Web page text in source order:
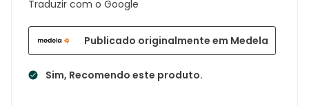
Traduzir com o Google
Sim, Recomendo este produto.
Publicado originalmente em Medela